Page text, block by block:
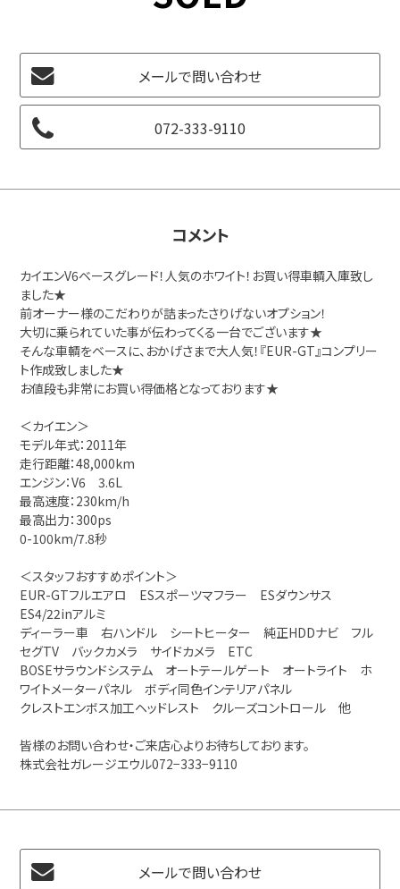
メールで問い合わせ
072-333-9110
コメント
カイエンV6ベースグレード！人気のホワイト！お買い得車輌入庫致し
ました★
前オーナー様のこだわりが詰まったさりげないオプション！
大切に乗られていた事が伝わってくる一台でございます★
そんな車輌をベースに、おかげさまで大人気！『EUR-GT』コンプリー
ト作成致しました★
お値段も非常にお買い得価格となっております★
＜カイエン＞
モデル年式：2011年
走行距離：48,000km
エンジン：V6 3.6L
最高速度：230km/h
最高出力：300ps
0-100km/7.8秒
＜スタッフおすすめポイント＞
EUR-GTフルエアロ ESスポーツマフラー ESダウンサス
ES4/22inアルミ
ディーラー車 右ハンドル シートヒーター 純正HDDナビ フル
セグTV バックカメラ サイドカメラ ETC
BOSEサラウンドシステム オートテールゲート オートライト ホ
ワイトメーターパネル ボディ同色インテリアパネル
クレストエンボス加工ヘッドレスト クルーズコントロール 他
皆様のお問い合わせ・ご来店心よりお待ちしております。
株式会社ガレージエウル072−333−9110
メールで問い合わせ